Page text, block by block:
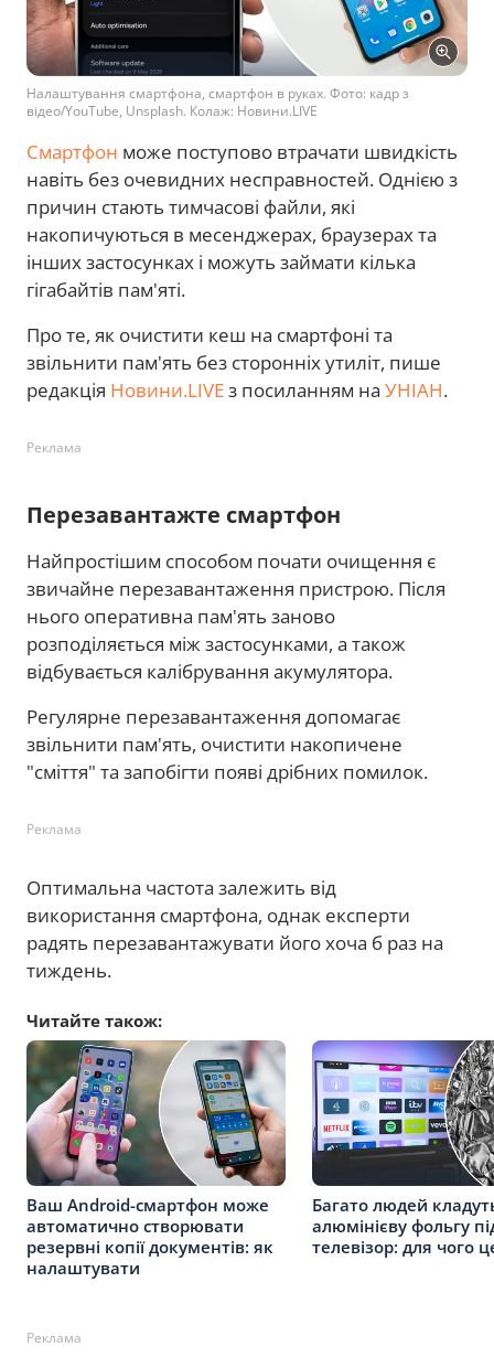
Налаштування смартфона, смартфон в руках. Фото: кадр з
відео/YouTube, Unsplash. Колаж: Новини.LIVE
Смартфон може поступово втрачати швидкість
навіть без очевидних несправностей. Однією з
причин стають тимчасові файли, які
накопичуються в месенджерах, браузерах та
інших застосунках і можуть займати кілька
гігабайтів пам'яті.
Про те, як очистити кеш на смартфоні та
звільнити пам'ять без сторонніх утиліт, пише
редакція Новини.LIVEз посиланням на УНІАН.
Реклама
Перезавантажте смартфон
Найпростішим способом почати очищення є
звичайне перезавантаження пристрою. Після
нього оперативна пам'ять заново
розподіляється між застосунками, а також
відбувається калібрування акумулятора.
Регулярне перезавантаження допомагає
звільнити пам'ять, очистити накопичене
"сміття" та запобігти появі дрібних помилок.
Реклама
Оптимальна частота залежить від
використання смартфона, однак експерти
радять перезавантажувати його хоча б раз на
тиждень.
Читайте також:
Ваш Android-смартфон може
автоматично створювати
резервні копії документів: як
налаштувати
Багато людей
алюмінієву фольгу
телевізор: для чого
Реклама